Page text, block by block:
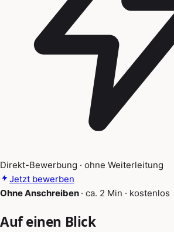
Direkt-Bewerbung · ohne Weiterleitung
Jetzt bewerben
Ohne Anschreiben · ca. 2 Min · kostenlos
Auf einen Blick